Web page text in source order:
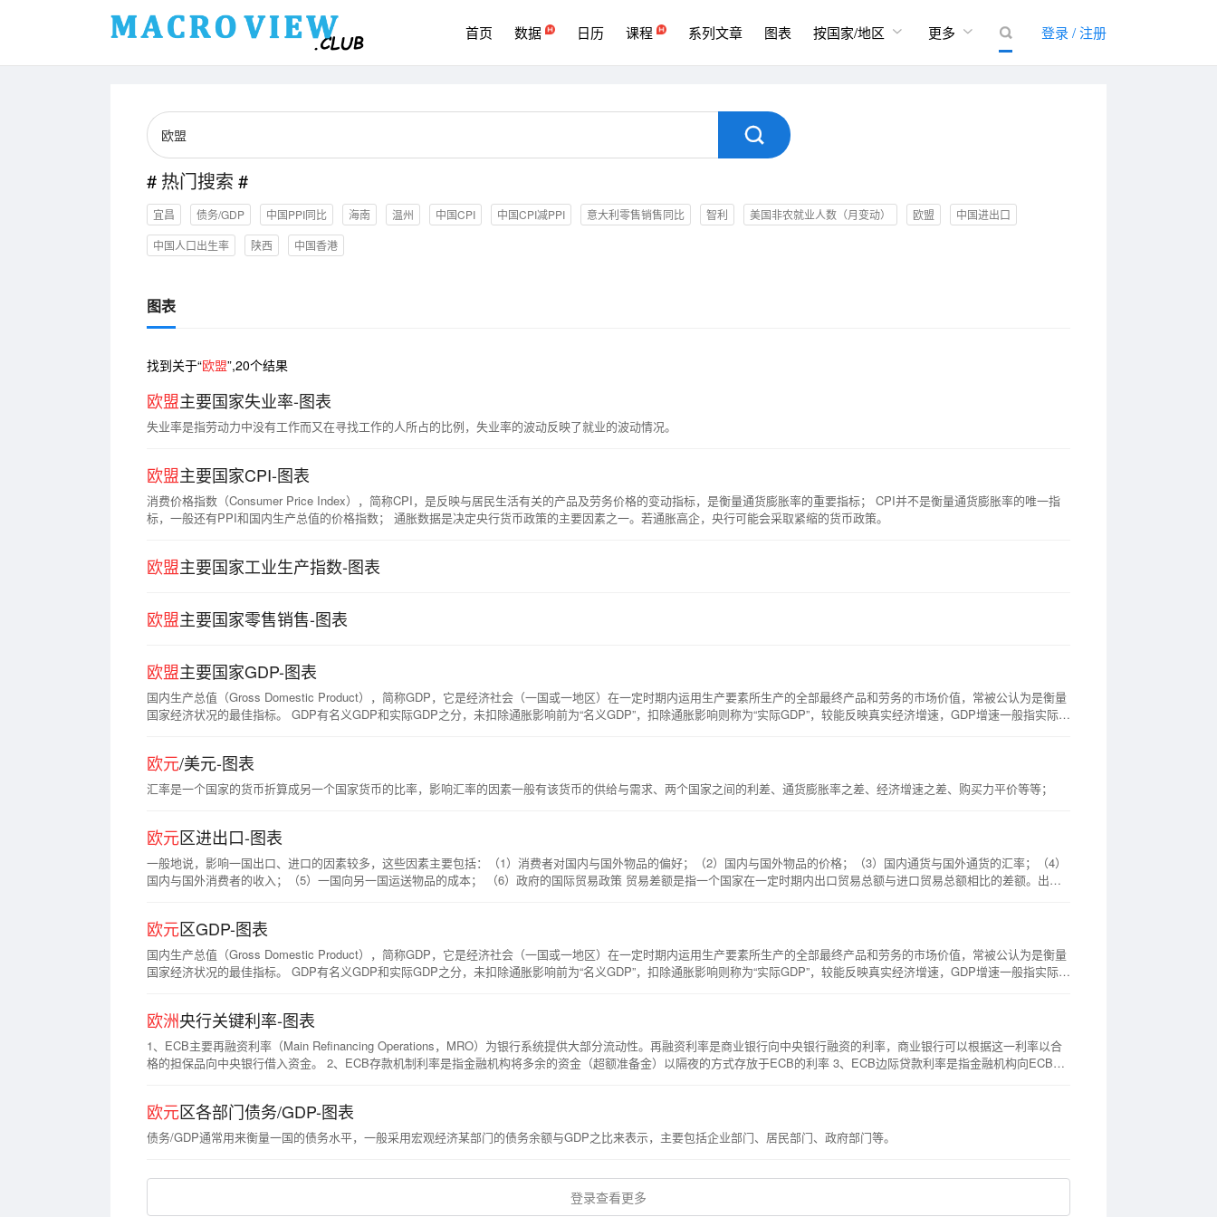
首页 数据 日历 课程 系列文章 图表 按国家/地区  更多   登录 / 注册

# 热门搜索 #
宜昌 债务/GDP 中国PPI同比 海南 温州 中国CPI 中国CPI减PPI 意大利零售销售同比 智利 美国非农就业人数（月变动） 欧盟
中国进出口
中国人口出生率
陕西 中国香港
图表
找到关于“欧盟”,20个结果
欧盟主要国家失业率-图表
失业率是指劳动力中没有工作而又在寻找工作的人所占的比例，失业率的波动反映了就业的波动情况。
欧盟主要国家CPI-图表
消费价格指数（Consumer Price Index），简称CPI，是反映与居民生活有关的产品及劳务价格的变动指标，是衡量通货膨胀率的重要指标； CPI并不是衡量通货膨胀率的唯一指
标，一般还有PPI和国内生产总值的价格指数； 通胀数据是决定央行货币政策的主要因素之一。若通胀高企，央行可能会采取紧缩的货币政策。
欧盟主要国家工业生产指数-图表
欧盟主要国家零售销售-图表
欧盟主要国家GDP-图表
国内生产总值（Gross Domestic Product），简称GDP，它是经济社会（一国或一地区）在一定时期内运用生产要素所生产的全部最终产品和劳务的市场价值，常被公认为是衡量
国家经济状况的最佳指标。 GDP有名义GDP和实际GDP之分，未扣除通胀影响前为“名义GDP”，扣除通胀影响则称为“实际GDP”，较能反映真实经济增速，GDP增速一般指实际
欧元/美元-图表
汇率是一个国家的货币折算成另一个国家货币的比率，影响汇率的因素一般有该货币的供给与需求、两个国家之间的利差、通货膨胀率之差、经济增速之差、购买力平价等等；
欧元区进出口-图表
一般地说，影响一国出口、进口的因素较多，这些因素主要包括：（1）消费者对国内与国外物品的偏好；（2）国内与国外物品的价格；（3）国内通货与国外通货的汇率；（4）
国内与国外消费者的收入；（5）一国向另一国运送物品的成本； （6）政府的国际贸易政策 贸易差额是指一个国家在一定时期内出口贸易总额与进口贸易总额相比的差额。出口
欧元区GDP-图表
国内生产总值（Gross Domestic Product），简称GDP，它是经济社会（一国或一地区）在一定时期内运用生产要素所生产的全部最终产品和劳务的市场价值，常被公认为是衡量
国家经济状况的最佳指标。 GDP有名义GDP和实际GDP之分，未扣除通胀影响前为“名义GDP”，扣除通胀影响则称为“实际GDP”，较能反映真实经济增速，GDP增速一般指实际
欧洲央行关键利率-图表
1、ECB主要再融资利率（Main Refinancing Operations，MRO）为银行系统提供大部分流动性。再融资利率是商业银行向中央银行融资的利率，商业银行可以根据这一利率以合
格的担保品向中央银行借入资金。 2、ECB存款机制利率是指金融机构将多余的资金（超额准备金）以隔夜的方式存放于ECB的利率 3、ECB边际贷款利率是指金融机构向ECB借
欧元区各部门债务/GDP-图表
债务/GDP通常用来衡量一国的债务水平，一般采用宏观经济某部门的债务余额与GDP之比来表示，主要包括企业部门、居民部门、政府部门等。
登录查看更多